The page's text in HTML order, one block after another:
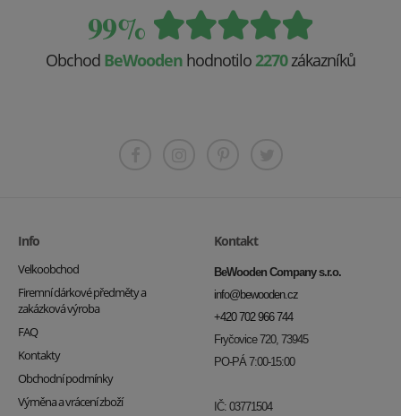
99%
Obchod BeWooden hodnotilo 2270zákazníků
Info
Velkoobchod
Firemní dárkové předměty a
zakázková výroba
FAQ
Kontakty
Obchodní podmínky
Výměna a vrácení zboží
Kontakt
BeWooden Company s.r.o.
info@bewooden.cz
+420 702 966 744
Fryčovice 720, 73945
PO-PÁ 7:00-15:00
IČ: 03771504